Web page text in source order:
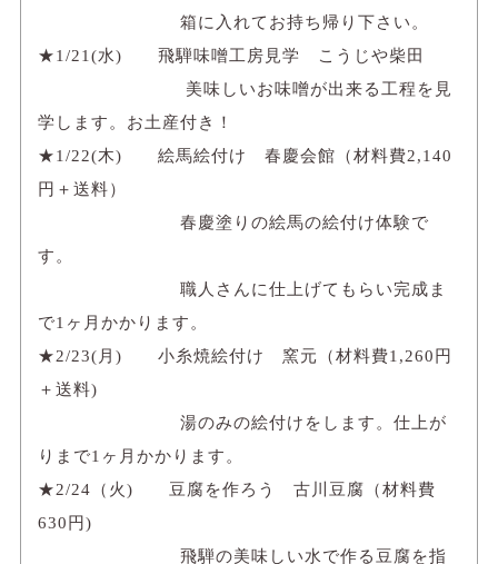
箱に入れてお持ち帰り下さい。
★1/21(水) 飛騨味噌工房見学 こうじや柴田
美味しいお味噌が出来る工程を見
学します。お土産付き！
★1/22(木) 絵馬絵付け 春慶会館（材料費2,140
円＋送料）
春慶塗りの絵馬の絵付け体験で
す。
職人さんに仕上げてもらい完成ま
で1ヶ月かかります。
★2/23(月) 小糸焼絵付け 窯元（材料費1,260円
＋送料)
湯のみの絵付けをします。仕上が
りまで1ヶ月かかります。
★2/24（火) 豆腐を作ろう 古川豆腐（材料費
630円)
飛騨の美味しい水で作る豆腐を指